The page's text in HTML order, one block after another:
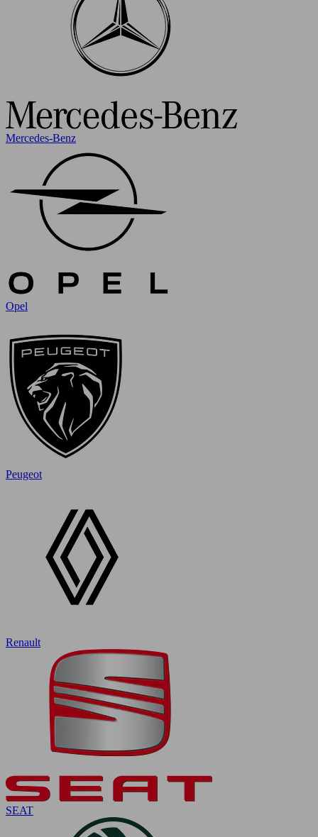
Mercedes-Benz
Opel
Peugeot
Renault
SEAT